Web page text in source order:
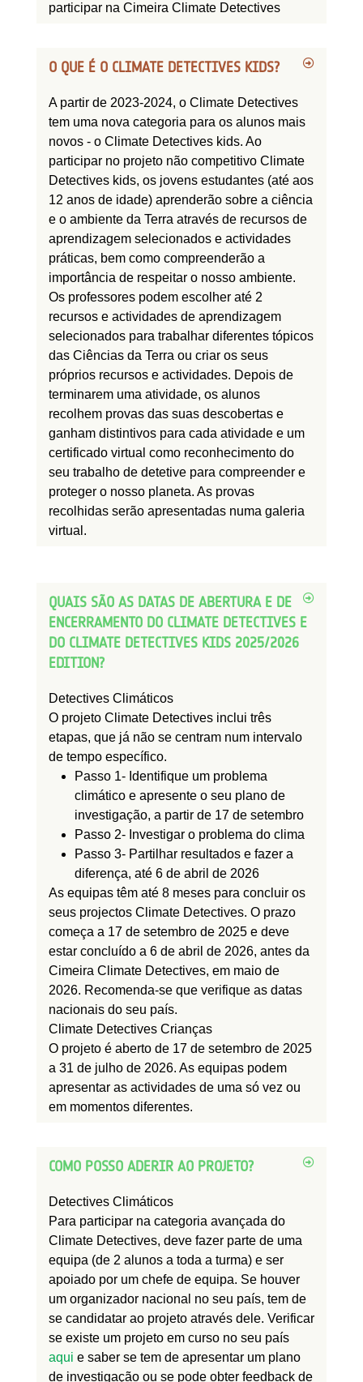
participar na Cimeira Climate Detectives
O QUE É O CLIMATE DETECTIVES KIDS?
A partir de 2023-2024, o Climate Detectives
tem uma nova categoria para os alunos mais
novos - o Climate Detectives kids. Ao
participar no projeto não competitivo Climate
Detectives kids, os jovens estudantes (até aos
12 anos de idade) aprenderão sobre a ciência
e o ambiente da Terra através de recursos de
aprendizagem selecionados e actividades
práticas, bem como compreenderão a
importância de respeitar o nosso ambiente.
Os professores podem escolher até 2
recursos e actividades de aprendizagem
selecionados para trabalhar diferentes tópicos
das Ciências da Terra ou criar os seus
próprios recursos e actividades. Depois de
terminarem uma atividade, os alunos
recolhem provas das suas descobertas e
ganham distintivos para cada atividade e um
certificado virtual como reconhecimento do
seu trabalho de detetive para compreender e
proteger o nosso planeta. As provas
recolhidas serão apresentadas numa galeria
virtual.
QUAIS SÃO AS DATAS DE ABERTURA E DE
ENCERRAMENTO DO CLIMATE DETECTIVES E
DO CLIMATE DETECTIVES KIDS 2025/2026
EDITION?
Detectives Climáticos
O projeto Climate Detectives inclui três
etapas, que já não se centram num intervalo
de tempo específico.
Passo 1- Identifique um problema
climático e apresente o seu plano de
investigação, a partir de 17 de setembro
Passo 2- Investigar o problema do clima
Passo 3- Partilhar resultados e fazer a
diferença, até 6 de abril de 2026
As equipas têm até 8 meses para concluir os
seus projectos Climate Detectives. O prazo
começa a 17 de setembro de 2025 e deve
estar concluído a 6 de abril de 2026, antes da
Cimeira Climate Detectives, em maio de
2026. Recomenda-se que verifique as datas
nacionais do seu país.
Climate Detectives Crianças
O projeto é aberto de 17 de setembro de 2025
a 31 de julho de 2026. As equipas podem
apresentar as actividades de uma só vez ou
em momentos diferentes.
COMO POSSO ADERIR AO PROJETO?
Detectives Climáticos
Para participar na categoria avançada do
Climate Detectives, deve fazer parte de uma
equipa (de 2 alunos a toda a turma) e ser
apoiado por um chefe de equipa. Se houver
um organizador nacional no seu país, tem de
se candidatar ao projeto através dele. Verificar
se existe um projeto em curso no seu país
aqui e saber se tem de apresentar um plano
de investigação ou se pode obter feedback de